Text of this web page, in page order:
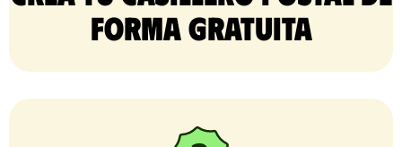
forma gratuita​